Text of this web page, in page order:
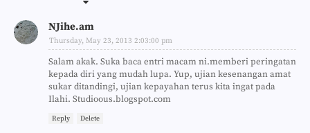
NJihe.am
Thursday, May 23, 2013 2:03:00 pm
Salam akak. Suka baca entri macam ni.memberi peringatan
kepada diri yang mudah lupa. Yup, ujian kesenangan amat
sukar ditandingi, ujian kepayahan terus kita ingat pada
Ilahi. Studioous.blogspot.com
Reply Delete